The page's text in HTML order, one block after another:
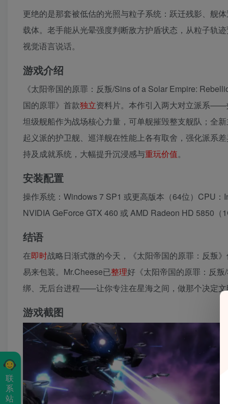
更绝的是那套被低估的光照与粒子系统：跃迁残影、
载体。老手能从光晕强度判断敌方护盾状态，从粒子轨
视觉语言说话。
游戏介绍
《太阳帝国的原罪：反叛/Sins of a Solar Empire:
国的原罪》首款独立资料片。本作引入两大对立派系——
坦级舰船作为战场核心力量，可单舰摧毁整支舰队；全
起义派的护卫舰、巡洋舰在性能上各有取舍，强化派系
持及成就系统，大幅提升沉浸感与重玩价值。
安装配置
操作系统：Windows 7 SP1 或更高版本（64位）CPU
NVIDIA GeForce GTX 460 或 AMD Radeon HD 5850（
结语
在即时战略日渐式微的今天，《太阳帝国的原罪：反叛
易来包装。Mr.Cheese已整理好《太阳帝国的原罪：反
绑、无后台进程——让你专注在星海之间，做那个决定
游戏截图
联
系
站